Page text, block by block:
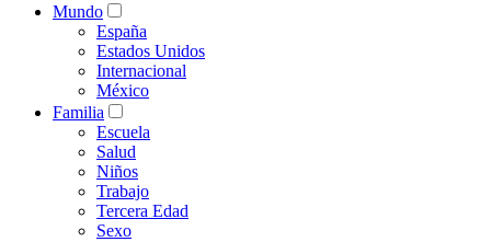
Mundo
España
Estados Unidos
Internacional
México
Familia
Escuela
Salud
Niños
Trabajo
Tercera Edad
Sexo